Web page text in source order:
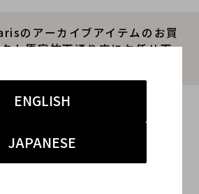
ENGLISH
JAPANESE
のアーカイブアイテムのお買
ト原宿竹下通り店にお任せ下
ンズ